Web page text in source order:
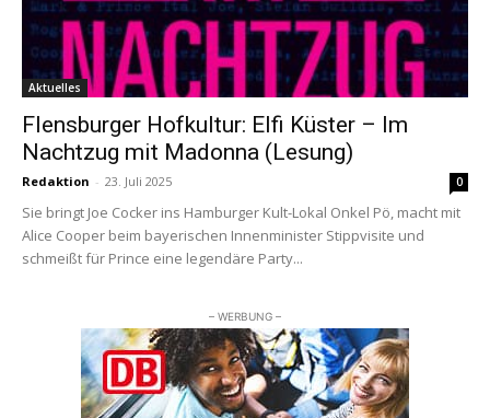
Aktuelles
Flensburger Hofkultur: Elfi Küster – Im
Nachtzug mit Madonna (Lesung)
Redaktion - 23. Juli 2025 0
Sie bringt Joe Cocker ins Hamburger Kult-Lokal Onkel Pö, macht mit
Alice Cooper beim bayerischen Innenminister Stippvisite und
schmeißt für Prince eine legendäre Party...
– WERBUNG –